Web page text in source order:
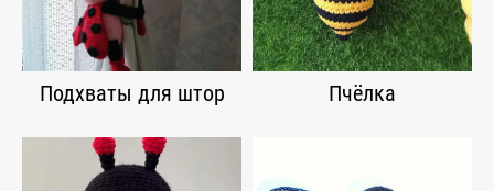
Подхваты для штор Пчёлка